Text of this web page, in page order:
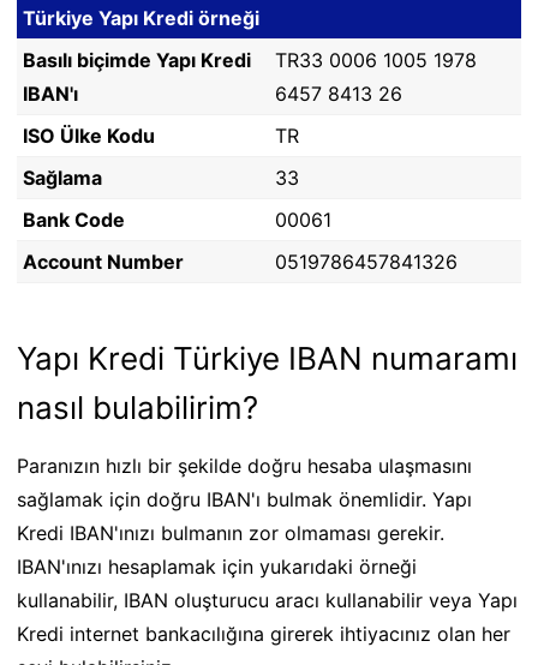
Türkiye Yapı Kredi örneği
Basılı biçimde Yapı Kredi
IBAN'ı
TR33 0006 1005 1978
6457 8413 26
ISO Ülke Kodu
TR
Sağlama
33
Bank Code
00061
Account Number
0519786457841326
Yapı Kredi Türkiye IBAN numaramı
nasıl bulabilirim?
Paranızın hızlı bir şekilde doğru hesaba ulaşmasını
sağlamak için doğru IBAN'ı bulmak önemlidir. Yapı
Kredi IBAN'ınızı bulmanın zor olmaması gerekir.
IBAN'ınızı hesaplamak için yukarıdaki örneği
kullanabilir, IBAN oluşturucu aracı kullanabilir veya Yapı
Kredi internet bankacılığına girerek ihtiyacınız olan her